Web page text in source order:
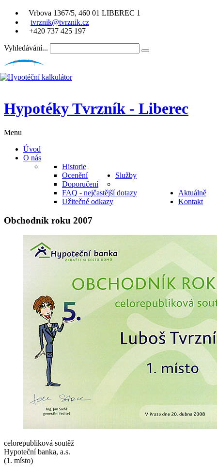
Vrbova 1367/5, 460 01 LIBEREC 1
tvrznik@tvrznik.cz
+420 737 425 197
Vyhledávání...
Hypotéky Tvrzník - Liberec
Menu
Úvod
O nás
Historie
Ocenění
Doporučení
Služby
FAQ - nejčastější dotazy
Užitečné odkazy
Aktuálně
Kontakt
Obchodník roku 2007
celorepubliková soutěž
Hypoteční banka, a.s.
(1. místo)